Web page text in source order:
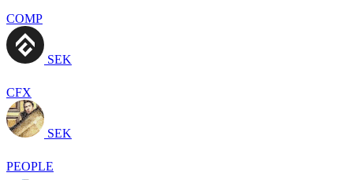
COMP
SEK
CFX
SEK
PEOPLE